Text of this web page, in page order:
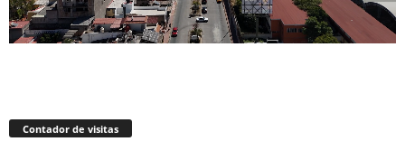
Contador de visitas